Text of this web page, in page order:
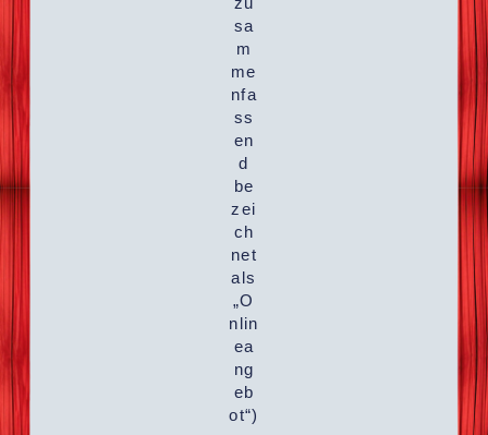
sa
m
me
nfa
ss
en
d
be
zei
ch
net
als
„O
nlin
ea
ng
eb
ot“)